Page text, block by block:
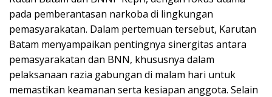
pada pemberantasan narkoba di lingkungan
pemasyarakatan. Dalam pertemuan tersebut, Karutan
Batam menyampaikan pentingnya sinergitas antara
pemasyarakatan dan BNN, khususnya dalam
pelaksanaan razia gabungan di malam hari untuk
memastikan keamanan serta kesiapan anggota. Selain